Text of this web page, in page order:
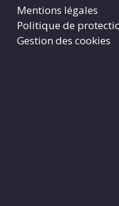
Mentions légales
Politique de
Gestion des cookies